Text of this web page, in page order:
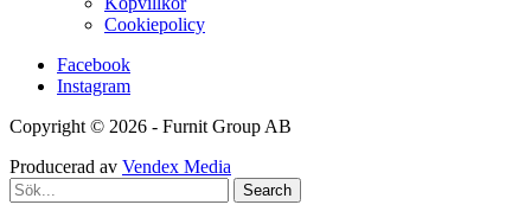
Cookiepolicy
Facebook
Instagram
Copyright © 2026 - Furnit Group AB
Producerad av Vendex Media
Search